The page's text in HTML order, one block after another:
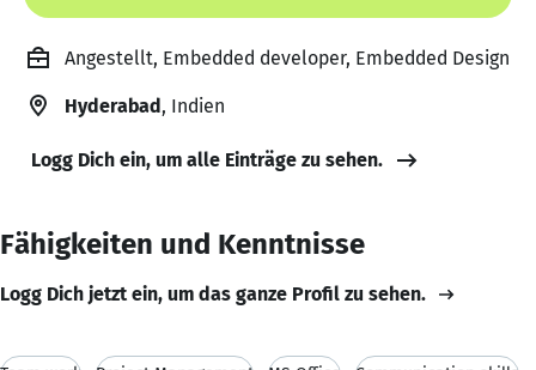
Angestellt, Embedded developer, Embedded Design
Hyderabad, Indien
Logg Dich ein, um alle Einträge zu sehen.
Fähigkeiten und Kenntnisse
Logg Dich jetzt ein, um das ganze Profil zu sehen.